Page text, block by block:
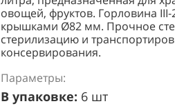
овощей, фруктов. Горловина
крышками Ø82 мм. Прочное
стерилизацию и
консервирования.
Параметры:
В упаковке: 6 шт